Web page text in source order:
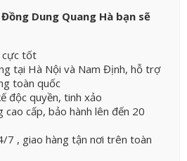
Dung Quang Hà bạn sẽ
cực tốt
tại Hà Nội và Nam Định, hỗ trợ
toàn quốc
độc quyền, tinh xảo
cao cấp, bảo hành lên đến 20
7 , giao hàng tận nơi trên toàn